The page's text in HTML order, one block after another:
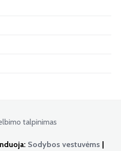
talpinimas
Sodybos vestuvėms |